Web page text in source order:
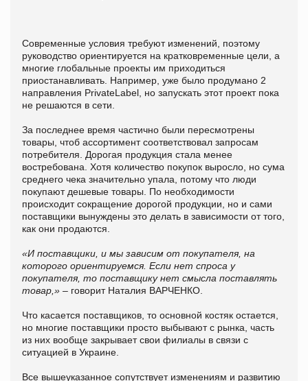
Современные условия требуют изменений, поэтому
руководство ориентируется на кратковременные цели, а
многие глобальные проекты им приходиться
приостанавливать. Например, уже было продумано 2
направления РrivateLabel, но запускать этот проект пока
не решаются в сети.
За последнее время частично были пересмотрены
товары, чтоб ассортимент соответствовал запросам
потребителя. Дорогая продукция стала менее
востребована. Хотя количество покупок выросло, но сума
среднего чека значительно упала, потому что люди
покупают дешевые товары. По необходимости
происходит сокращение дорогой продукции, но и сами
поставщики вынуждены это делать в зависимости от того,
как они продаются.
«И поставщики, и мы зависим от покупателя, на
которого ориентируемся. Если нет спроса у
покупателя, то поставщику нет смысла поставлять
товар,» – говорит Наталия ВАРЧЕНКО.
Что касается поставщиков, то основной костяк остается,
но многие поставщики просто выбывают с рынка, часть
из них вообще закрывает свои филиалы в связи с
ситуацией в Украине.
Все вышеуказанное сопутствует изменениям и развитию